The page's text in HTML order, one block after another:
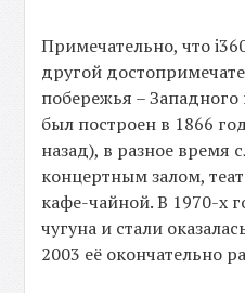
Примечательно, что
другой
побережья –
был построен в 1866
назад), в разное время
концертным залом,
кафе-чайной. В 1970-х
чугуна и стали
2003 её окончательно